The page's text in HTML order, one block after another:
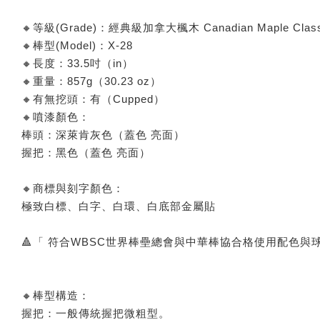
🔸等級(Grade)：經典級加拿大楓木 Canadian Maple
🔸棒型(Model)：X-28
🔸長度：33.5吋（in）
🔸重量：857g（30.23 oz）
🔸有無挖頭：有（Cupped）
🔸噴漆顏色：
棒頭：深萊肯灰色（蓋色 亮面）
握把：黑色（蓋色 亮面）
🔸商標與刻字顏色：
極致白標、白字、白環、白底部金屬貼
🔺「 符合WBSC世界棒壘總會與中華棒協合格使用配色與
🔸棒型構造：
握把：一般傳統握把微粗型。